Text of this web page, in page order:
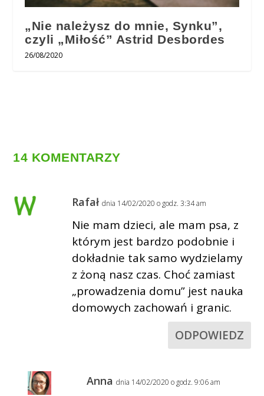
„Nie należysz do mnie, Synku”,
czyli „Miłość” Astrid Desbordes
26/08/2020
14 KOMENTARZY
Rafał dnia 14/02/2020 o godz. 3:34 am
Nie mam dzieci, ale mam psa, z
którym jest bardzo podobnie i
dokładnie tak samo wydzielamy
z żoną nasz czas. Choć zamiast
„prowadzenia domu” jest nauka
domowych zachowań i granic.
ODPOWIEDZ
Anna dnia 14/02/2020 o godz. 9:06 am